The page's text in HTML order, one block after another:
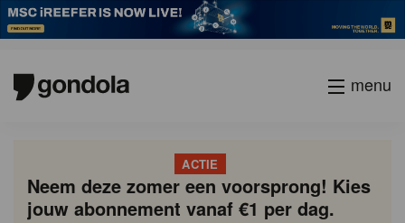
menu
ACTIE
Neem deze zomer een voorsprong! Kies
jouw abonnement vanaf €1 per dag.